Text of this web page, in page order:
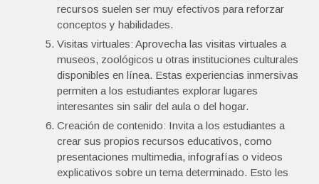
recursos suelen ser muy efectivos para reforzar
conceptos y habilidades.
Visitas virtuales: Aprovecha las visitas virtuales a
museos, zoológicos u otras instituciones culturales
disponibles en línea. Estas experiencias inmersivas
permiten a los estudiantes explorar lugares
interesantes sin salir del aula o del hogar.
Creación de contenido: Invita a los estudiantes a
crear sus propios recursos educativos, como
presentaciones multimedia, infografías o videos
explicativos sobre un tema determinado. Esto les